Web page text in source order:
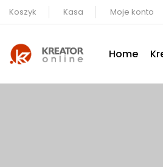
Koszyk Kasa Moje konto
Home